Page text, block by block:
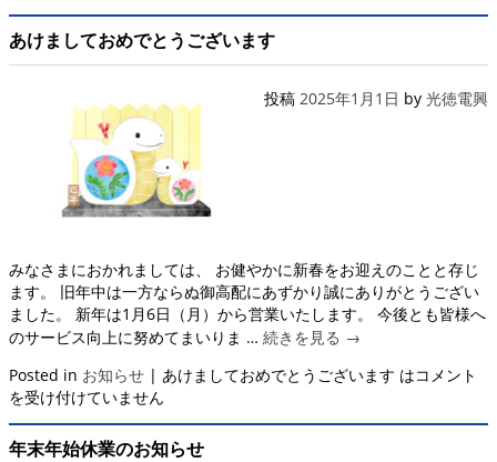
あけましておめでとうございます
投稿 2025年1月1日 by 光徳電興
みなさまにおかれましては、 お健やかに新春をお迎えのことと存じ
ます。 旧年中は一方ならぬ御高配にあずかり誠にありがとうござい
ました。 新年は1月6日（月）から営業いたします。 今後とも皆様へ
のサービス向上に努めてまいりま … 続きを見る →
Posted in お知らせ | あけましておめでとうございます はコメント
を受け付けていません
年末年始休業のお知らせ